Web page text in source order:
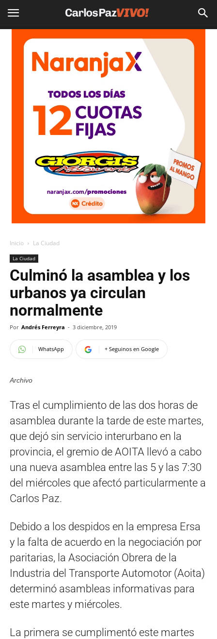
Inicio La Ciudad
La Ciudad
Culminó la asamblea y los
urbanos ya circulan
normalmente
Por Andrés Ferreyra - 3 diciembre, 2019
WhatsApp + Seguinos en Google
Archivo
Tras el cumplimiento de las dos horas de
asamblea durante la tarde de este martes,
que dejó sin servicio interurbano en la
provincia, el gremio de AOITA llevó a cabo
una nueva asamblea entre las 5 y las 7:30
del miércoles que afectó particularmente a
Carlos Paz.
Debido a los despidos en la empresa Ersa
y la falta de acuerdo en la negociación por
paritarias, la Asociación Obrera de la
Industria del Transporte Automotor (Aoita)
determinó asambleas informativas para
este martes y miércoles.
La primera se cumplimentó este martes